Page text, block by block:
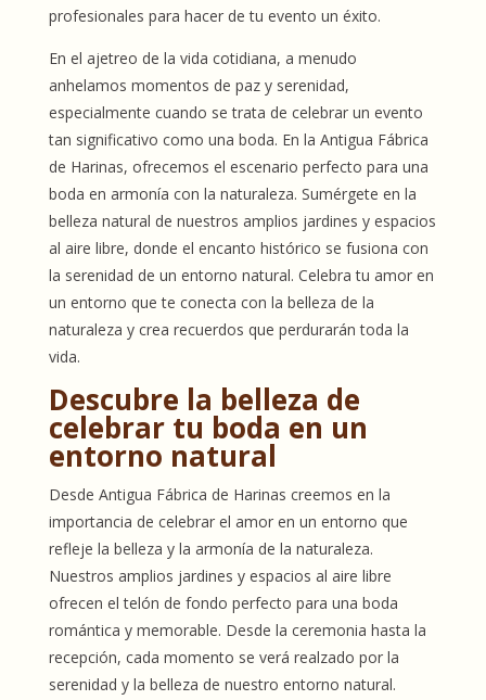
profesionales para hacer de tu evento un éxito.
En el ajetreo de la vida cotidiana, a menudo
anhelamos momentos de paz y serenidad,
especialmente cuando se trata de celebrar un evento
tan significativo como una boda. En la Antigua Fábrica
de Harinas, ofrecemos el escenario perfecto para una
boda en armonía con la naturaleza. Sumérgete en la
belleza natural de nuestros amplios jardines y espacios
al aire libre, donde el encanto histórico se fusiona con
la serenidad de un entorno natural. Celebra tu amor en
un entorno que te conecta con la belleza de la
naturaleza y crea recuerdos que perdurarán toda la
vida.
Descubre la belleza de
celebrar tu boda en un
entorno natural
Desde Antigua Fábrica de Harinas creemos en la
importancia de celebrar el amor en un entorno que
refleje la belleza y la armonía de la naturaleza.
Nuestros amplios jardines y espacios al aire libre
ofrecen el telón de fondo perfecto para una boda
romántica y memorable. Desde la ceremonia hasta la
recepción, cada momento se verá realzado por la
serenidad y la belleza de nuestro entorno natural.